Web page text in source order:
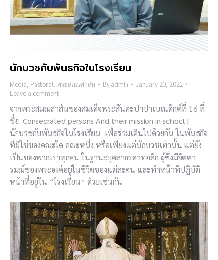
นักบวชกับพันธกิจในโรงเรียน
Media, Pastoral, พระสมณสาส์น By admin
January 20, 2022
Leave a comment
จากพระสมณสาส์นของสมเด็จพระสันตะปาปาเบเนดิกต์ที่ 16 ที่
ชื่อ Consecrated persons And their mission in school |
นักบวชกับพันธกิจในโรงเรียน เพื่อร่วมเดินไปด้วยกัน ในพันธกิจ
ที่มิใช่ของคณะใด คณะหนึ่ง หรือเพียงแต่นักบวชเท่านั้น แต่ยัง
เป็นของพวกเราทุกคน ในฐานะบุคลากรคาทอลิก ผู้ซึ่งมีจิตตา
รมณ์ของพระองค์อยู่ในชีวิตของแต่ละคน และทำหน้าที่ปฏิบัติ
หน้าที่อยู่ใน “โรงเรียน” ด้วยเช่นกัน